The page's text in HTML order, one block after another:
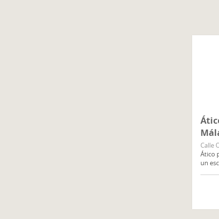
Calle
Ático
un